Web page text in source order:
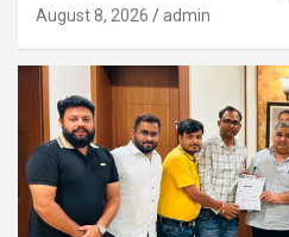
August 8, 2026 admin